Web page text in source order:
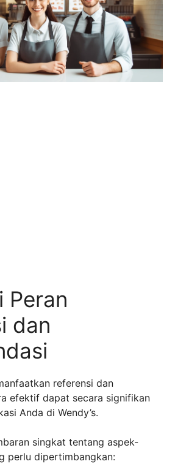
Peran
dan
referensi dan
efektif dapat secara signifikan
Anda di Wendy’s.
singkat tentang aspek-
perlu dipertimbangkan: